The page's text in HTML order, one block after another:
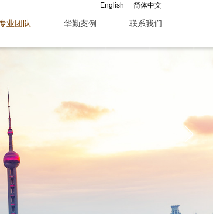
业团队 华勤案例 联系我们
English 简体中文